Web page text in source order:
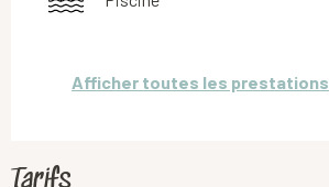
Afficher toutes les prestations